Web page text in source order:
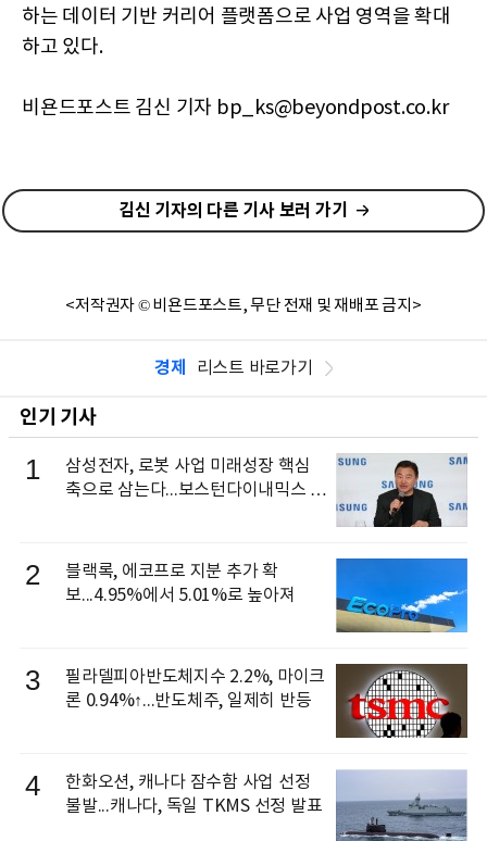
하는 데이터 기반 커리어 플랫폼으로 사업 영역을 확대
하고 있다.
비욘드포스트 김신 기자 bp_ks@beyondpost.co.kr
김신 기자의 다른 기사 보러 가기
<저작권자 © 비욘드포스트, 무단 전재 및 재배포 금지>
경제 리스트 바로가기
인기 기사
1
삼성전자, 로봇 사업 미래성장 핵심
축으로 삼는다...보스턴다이내믹스 출
2
블랙록, 에코프로 지분 추가 확
보...4.95%에서 5.01%로 높아져
3
필라델피아반도체지수 2.2%, 마이크
론 0.94%↑...반도체주, 일제히 반등
4
한화오션, 캐나다 잠수함 사업 선정
불발...캐나다, 독일 TKMS 선정 발표